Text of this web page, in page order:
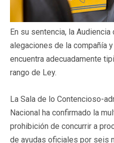
En su sentencia, la
alegaciones de la compañía
encuentra adecuadamente
rango de Ley.
La Sala de lo Contencioso-
Nacional ha confirmado la
prohibición de concurrir a
de ayudas oficiales por seis